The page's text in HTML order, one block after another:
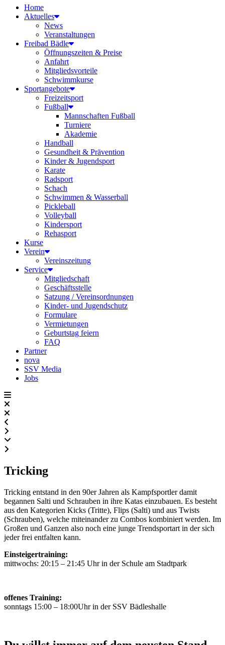
Home
Aktuelles
News
Veranstaltungen
Freibad Bädle
Öffnungszeiten & Preise
Anfahrt
Mitgliedsvorteile
Schwimmkurse
Sportangebote
Freizeitsport
Fußball
Mannschaften Fußball
Turniere
Akademie
Handball
Gesundheit & Prävention
Kinder & Jugendsport
Karate
Radsport
Schach
Schwimmen & Wasserball
Pickleball
Volleyball
Kindersport
Rehasport
Kurse
Verein
Vereinszeitung
Service
Mitgliedschaft
Geschäftsstelle
Satzung / Vereinsordnungen
Kinder- und Jugendschutz
Formulare
Vermietungen
Geburtstag feiern
FAQ
Partner
nova
SSV Media
Jobs
Tricking
Tricking entstand in den 90er Jahren als Kampfsportler damit
begannen Salti und Schrauben in ihre Katas einzubauen. Es besteht
aus den Kategorien Kicks (Tritte), Flips (Salti) und aus Twists
(Schrauben), welche miteinander zu Combos kombiniert werden. Im
Großen und Ganzen also noch eine junge Trendsportart in der sich
jeder frei entfalten kann.
Einsteigertraining:
mittwochs: 20:15 – 21:45 Uhr in der Schule am Stadtpark
offenes Training:
sonntags 15:00 – 18:00Uhr in der SSV Bädleshalle